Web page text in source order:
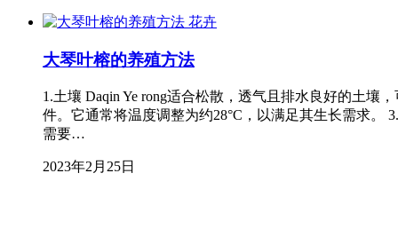
花卉
大琴叶榕的养殖方法
1.土壤 Daqin Ye rong适合松散，透气且排水良好的土
件。它通常将温度调整为约28°C，以满足其生长需求。
需要…
2023年2月25日